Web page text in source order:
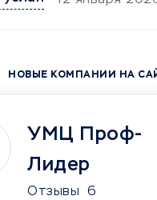
НОВЫЕ КОМПАНИИ НА
УМЦ Проф-
Лидер
Отзывы 6